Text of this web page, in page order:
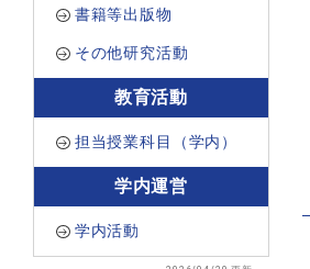
書籍等出版物
その他研究活動
教育活動
担当授業科目（学内）
学内運営
学内活動